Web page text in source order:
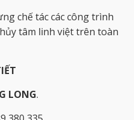
chế tác các công trình
tâm linh việt trên toàn
LONG.